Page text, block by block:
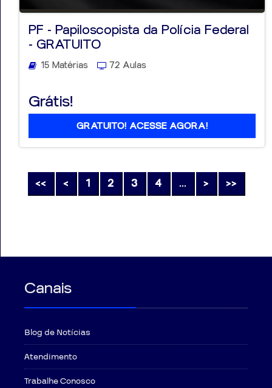
PF - Papiloscopista da Polícia Federal
- GRATUITO
15 Matérias 72 Aulas
Grátis!
GRATUITO! ACESSE AGORA!
<< < 1 2 3 4 ... > >>
Canais
Blog de Notícias
Atendimento
Trabalhe Conosco